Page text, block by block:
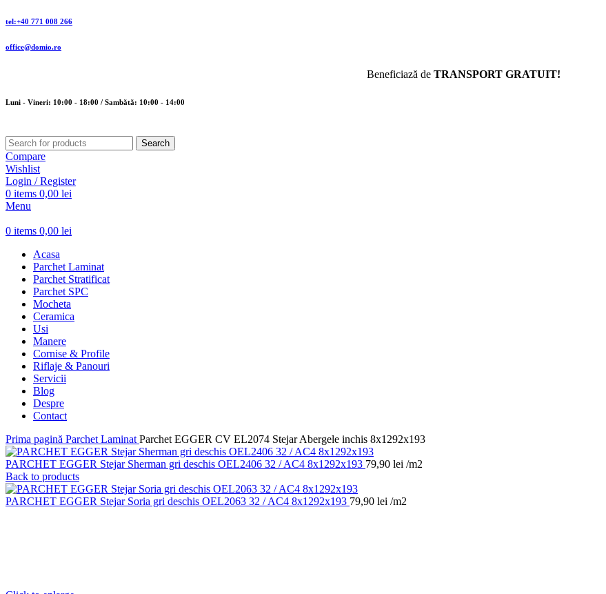
tel:+40 771 008 266
office@domio.ro
Beneficiază de TRANSPORT GRATUIT!
Luni - Vineri: 10:00 - 18:00 / Sambătă: 10:00 - 14:00
Search
Compare
Wishlist
Login / Register
0 items 0,00 lei
Menu
0 items 0,00 lei
Acasa
Parchet Laminat
Parchet Stratificat
Parchet SPC
Mocheta
Ceramica
Usi
Manere
Cornise & Profile
Riflaje & Panouri
Servicii
Blog
Despre
Contact
Prima pagină Parchet Laminat Parchet EGGER CV EL2074 Stejar Abergele inchis 8x1292x193
PARCHET EGGER Stejar Sherman gri deschis OEL2406 32 / AC4 8x1292x193 79,90 lei /m2
Back to products
PARCHET EGGER Stejar Soria gri deschis OEL2063 32 / AC4 8x1292x193 79,90 lei /m2